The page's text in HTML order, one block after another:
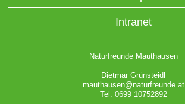
Intranet
Naturfreunde Mauthausen
Dietmar Grünsteidl
mauthausen@naturfreunde.at
Tel: 0699 10752892